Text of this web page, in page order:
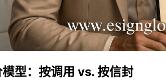
型：按调用 vs. 按信封